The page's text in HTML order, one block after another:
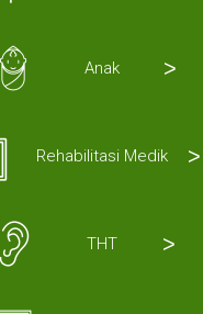
Anak >
Rehabilitasi Medik >
THT >